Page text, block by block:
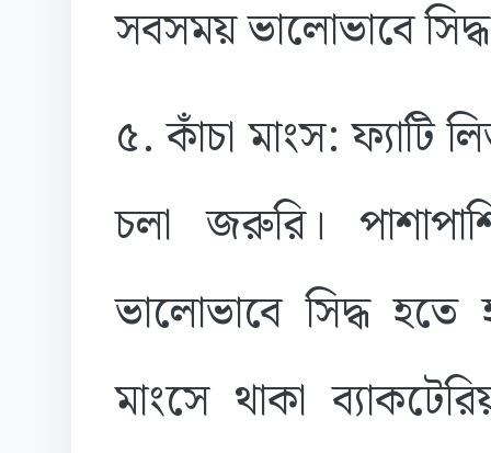
সবসময় ভালোভাবে
৫. কাঁচা মাংস: ফ্যাটি
চলা জরুরি।
ভালোভাবে সিদ্ধ হতে
মাংসে থাকা